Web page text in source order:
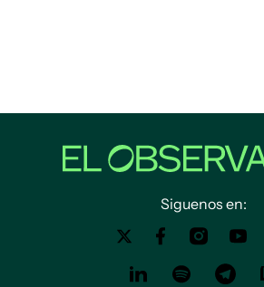
Siguenos en: